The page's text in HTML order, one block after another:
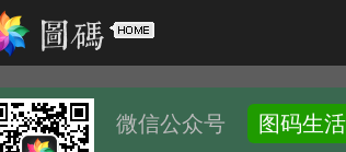
微信公众号 图码生活